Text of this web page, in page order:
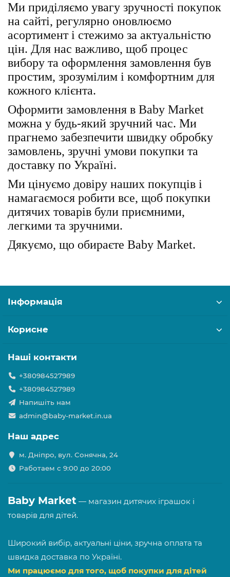
Ми приділяємо увагу зручності покупок
на сайті, регулярно оновлюємо
асортимент і стежимо за актуальністю
цін. Для нас важливо, щоб процес
вибору та оформлення замовлення був
простим, зрозумілим і комфортним для
кожного клієнта.
Оформити замовлення в Baby Market
можна у будь-який зручний час. Ми
прагнемо забезпечити швидку обробку
замовлень, зручні умови покупки та
доставку по Україні.
Ми цінуємо довіру наших покупців і
намагаємося робити все, щоб покупки
дитячих товарів були приємними,
легкими та зручними.
Дякуємо, що обираєте Baby Market.
Інформація
Корисне
Наші контакти
+380984527989
+380984527989
Напишіть нам
admin@baby-market.in.ua
Наш адрес
м. Дніпро, вул. Сонячна, 24
Работаем с 9:00 до 20:00
Baby Market — магазин дитячих іграшок і
товарів для дітей.
Широкий вибір, актуальні ціни, зручна оплата та
швидка доставка по Україні.
Ми працюємо для того, щоб покупки для дітей